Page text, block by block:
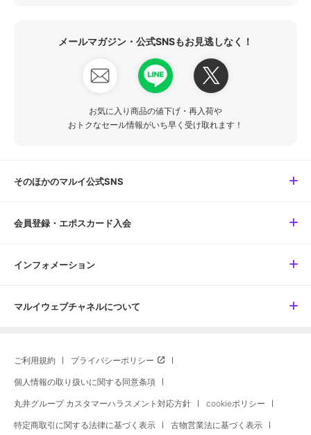
メールマガジン・公式SNSもお見逃しなく！
お気に入り商品の値下げ・再入荷や
おトクなセール情報がいち早く受け取れます！
そのほかのマルイ公式SNS
会員登録・エポスカード入会
インフォメーション
マルイウェブチャネルについて
ご利用規約 プライバシーポリシー
個人情報の取り扱いに関する同意条項
丸井グループ カスタマーハラスメント対応方針 cookieポリシー
特定商取引に関する法律に基づく表示 古物営業法に基づく表示